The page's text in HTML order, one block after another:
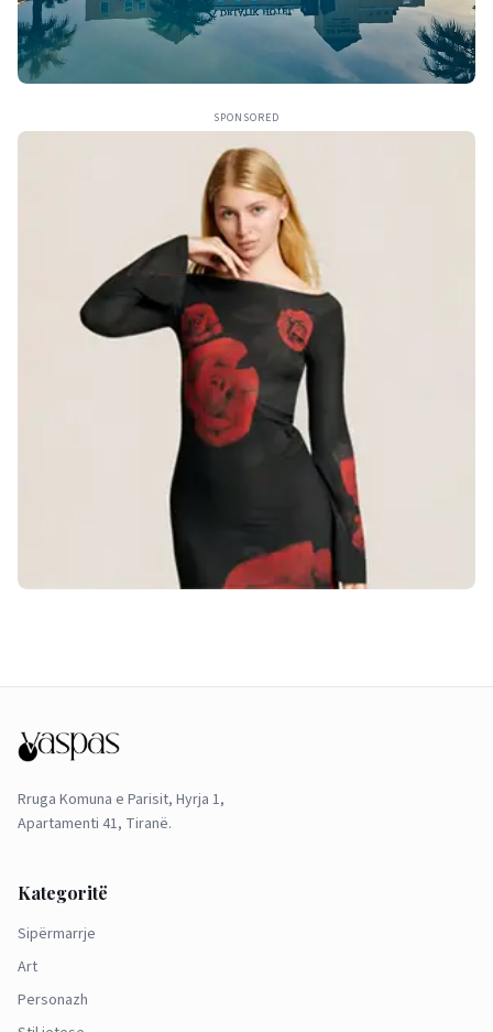
SPONSORED
Rruga Komuna e Parisit, Hyrja 1,
Apartamenti 41, Tiranë.
Kategoritë
Sipërmarrje
Art
Personazh